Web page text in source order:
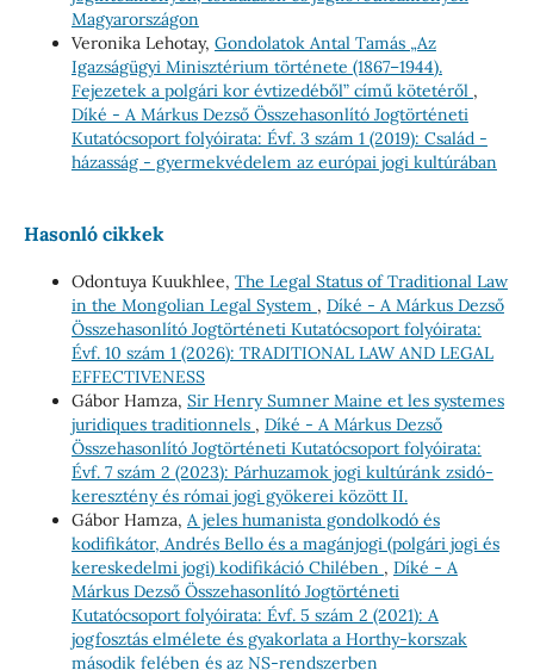
Magyarországon
Veronika Lehotay, Gondolatok Antal Tamás „Az
Igazságügyi Minisztérium története (1867–1944).
Fejezetek a polgári kor évtizedéből” című kötetéről ,
Díké - A Márkus Dezső Összehasonlító Jogtörténeti
Kutatócsoport folyóirata: Évf. 3 szám 1 (2019): Család -
házasság - gyermekvédelem az európai jogi kultúrában
Hasonló cikkek
Odontuya Kuukhlee, The Legal Status of Traditional Law
in the Mongolian Legal System , Díké - A Márkus Dezső
Összehasonlító Jogtörténeti Kutatócsoport folyóirata:
Évf. 10 szám 1 (2026): TRADITIONAL LAW AND LEGAL
EFFECTIVENESS
Gábor Hamza, Sir Henry Sumner Maine et les systemes
juridiques traditionnels , Díké - A Márkus Dezső
Összehasonlító Jogtörténeti Kutatócsoport folyóirata:
Évf. 7 szám 2 (2023): Párhuzamok jogi kultúránk zsidó-
keresztény és római jogi gyökerei között II.
Gábor Hamza, A jeles humanista gondolkodó és
kodifikátor, Andrés Bello és a magánjogi (polgári jogi és
kereskedelmi jogi) kodifikáció Chilében , Díké - A
Márkus Dezső Összehasonlító Jogtörténeti
Kutatócsoport folyóirata: Évf. 5 szám 2 (2021): A
jogfosztás elmélete és gyakorlata a Horthy-korszak
második felében és az NS-rendszerben